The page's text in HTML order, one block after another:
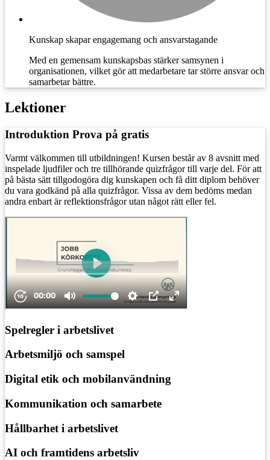
Kunskap skapar engagemang och ansvarstagande
Med en gemensam kunskapsbas stärker samsynen i
organisationen, vilket gör att medarbetare tar större ansvar och
samarbetar bättre.
Lektioner
Introduktion Prova på gratis
Varmt välkommen till utbildningen! Kursen består av 8 avsnitt med
inspelade ljudfiler och tre tillhörande quizfrågor till varje del. För att
på bästa sätt tillgodogöra dig kunskapen och få ditt diplom behöver
du vara godkänd på alla quizfrågor. Vissa av dem bedöms medan
andra enbart är reflektionsfrågor utan något rätt eller fel.
Spelregler i arbetslivet
Arbetsmiljö och samspel
Digital etik och mobilanvändning
Kommunikation och samarbete
Hållbarhet i arbetslivet
AI och framtidens arbetsliv